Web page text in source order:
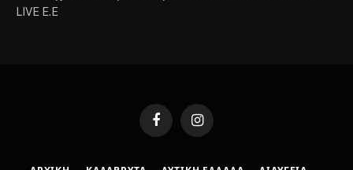
LIVE E.E
FacebookInstagram